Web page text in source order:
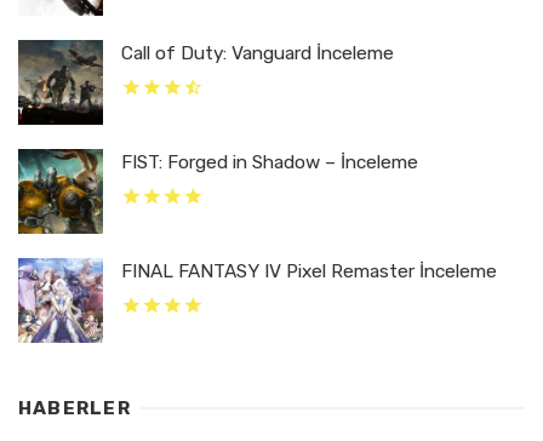
Call of Duty: Vanguard İnceleme
FIST: Forged in Shadow – İnceleme
FINAL FANTASY IV Pixel Remaster İnceleme
HABERLER